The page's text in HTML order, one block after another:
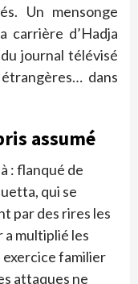
Un mensonge
carrière d’Hadja
journal télévisé
dans
assumé
: flanqué de
qui se
par des rires les
multiplié les
exercice familier
attaques ne